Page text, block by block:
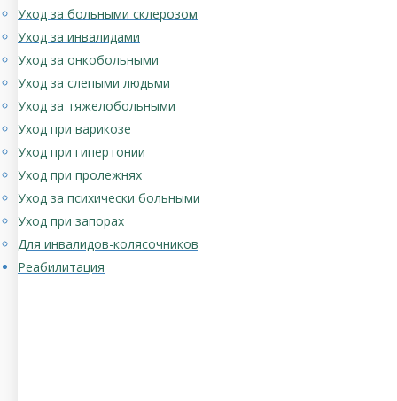
Уход за больными склерозом
Уход за инвалидами
Уход за онкобольными
Уход за слепыми людьми
Уход за тяжелобольными
Уход при варикозе
Уход при гипертонии
Уход при пролежнях
Уход за психически больными
Уход при запорах
Для инвалидов-колясочников
Реабилитация